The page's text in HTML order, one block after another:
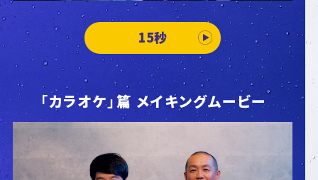
15秒
「カラオケ」篇 メイキングムービー